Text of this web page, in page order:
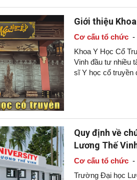
Giới thiệu
Cơ cấu tổ chức-
Khoa Y Học Cổ
Vinh đầu tư nhiều
sĩ Y học cổ truyền
Quy định về
Lương Thế
Cơ cấu tổ chức-
Trường Đại học